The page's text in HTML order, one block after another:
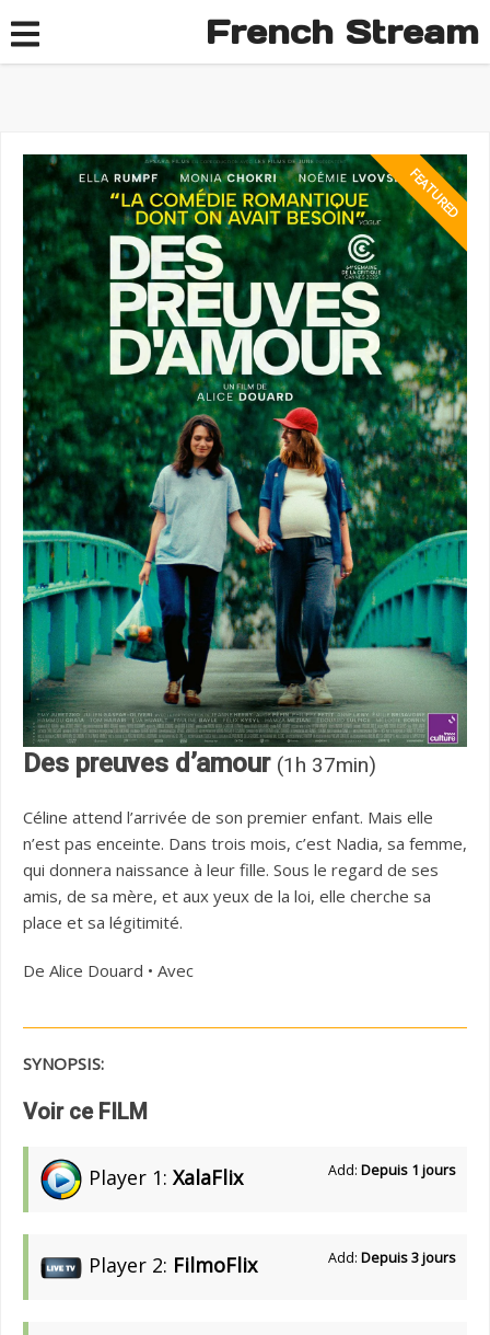
French Stream
Des preuves d’amour (1h 37min)
Céline attend l’arrivée de son premier enfant. Mais elle
n’est pas enceinte. Dans trois mois, c’est Nadia, sa femme,
qui donnera naissance à leur fille. Sous le regard de ses
amis, de sa mère, et aux yeux de la loi, elle cherche sa
place et sa légitimité.
De Alice Douard • Avec
SYNOPSIS:
Voir ce FILM
Player 1: XalaFlix Add: Depuis 1 jours
Player 2: FilmoFlix Add: Depuis 3 jours